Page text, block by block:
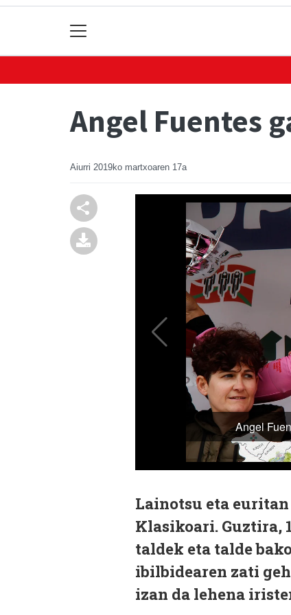
Angel Fuentes
Aiurri 2019ko martxoaren 17a
Lainotsu eta
Klasikoari. Guztira,
taldek eta talde
ibilbidearen zati
izan da lehena